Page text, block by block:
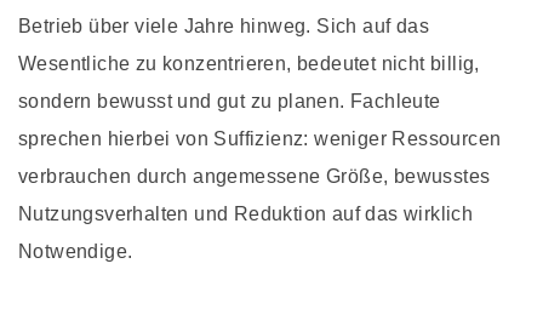
Betrieb über viele Jahre hinweg. Sich auf das
Wesentliche zu konzentrieren, bedeutet nicht billig,
sondern bewusst und gut zu planen. Fachleute
sprechen hierbei von Suffizienz: weniger Ressourcen
verbrauchen durch angemessene Größe, bewusstes
Nutzungsverhalten und Reduktion auf das wirklich
Notwendige.